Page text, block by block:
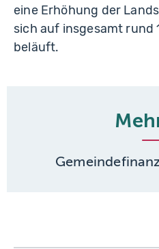
eine Erhöhung der
sich auf insgesamt rund
beläuft.